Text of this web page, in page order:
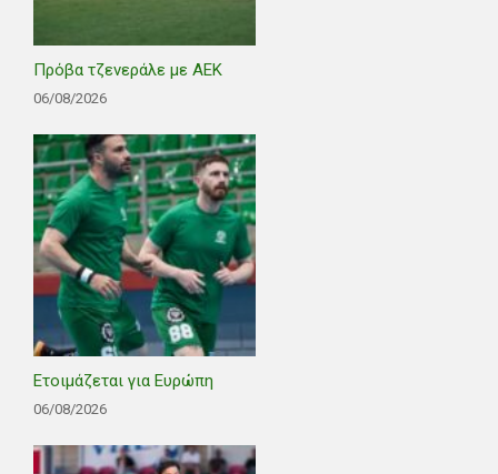
Πρόβα τζενεράλε με ΑΕΚ
06/08/2026
Ετοιμάζεται για Ευρώπη
06/08/2026